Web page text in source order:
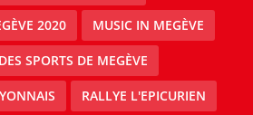
2020 MUSIC IN MEGÈVE
SPORTS DE MEGÈVE
RALLYE L'EPICURIEN